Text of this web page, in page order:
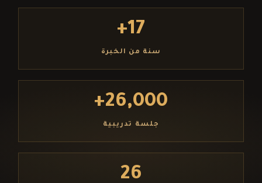
17+
سنة من الخبرة
26,000+
جلسة تدريبية
26